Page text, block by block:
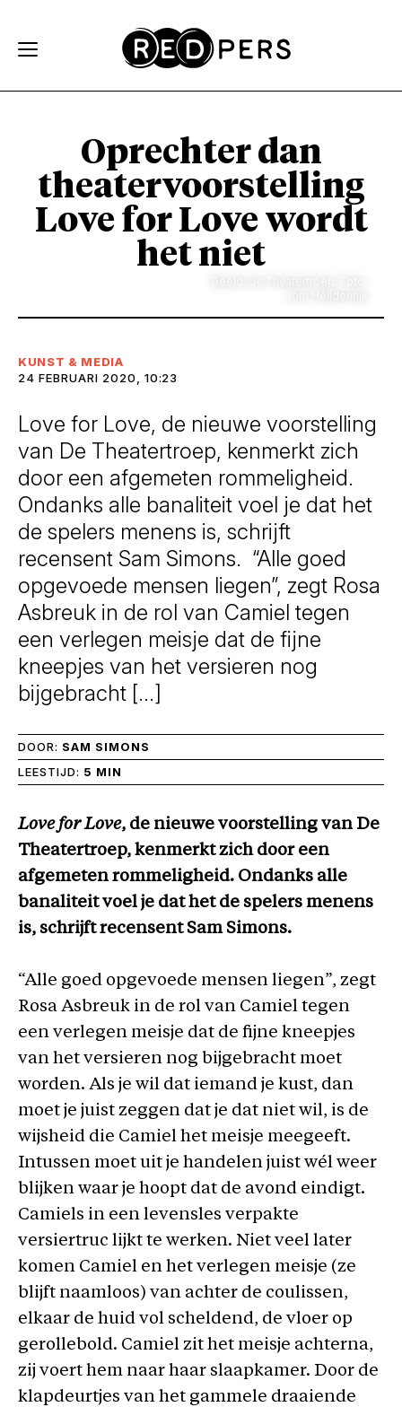
Oprechter dan
theatervoorstelling
Love for Love wordt
het niet
KUNST & MEDIA
24 FEBRUARI 2020, 10:23
Love for Love, de nieuwe voorstelling
van De Theatertroep, kenmerkt zich
door een afgemeten rommeligheid.
Ondanks alle banaliteit voel je dat het
de spelers menens is, schrijft
recensent Sam Simons. “Alle goed
opgevoede mensen liegen”, zegt Rosa
Asbreuk in de rol van Camiel tegen
een verlegen meisje dat de fijne
kneepjes van het versieren nog
bijgebracht […]
DOOR: SAM SIMONS
LEESTIJD: 5 MIN
Love for Love, de nieuwe voorstelling van De
Theatertroep, kenmerkt zich door een
afgemeten rommeligheid. Ondanks alle
banaliteit voel je dat het de spelers menens
is, schrijft recensent Sam Simons.
“Alle goed opgevoede mensen liegen”, zegt
Rosa Asbreuk in de rol van Camiel tegen
een verlegen meisje dat de fijne kneepjes
van het versieren nog bijgebracht moet
worden. Als je wil dat iemand je kust, dan
moet je juist zeggen dat je dat niet wil, is de
wijsheid die Camiel het meisje meegeeft.
Intussen moet uit je handelen juist wél weer
blijken waar je hoopt dat de avond eindigt.
Camiels in een levensles verpakte
versiertruc lijkt te werken. Niet veel later
komen Camiel en het verlegen meisje (ze
blijft naamloos) van achter de coulissen,
elkaar de huid vol scheldend, de vloer op
gerollebold. Camiel zit het meisje achterna,
zij voert hem naar haar slaapkamer. Door de
klapdeurtjes van het gammele draaiende